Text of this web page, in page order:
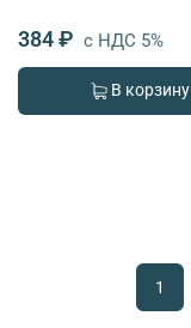
384 ₽ с НДС 5%
В корзину
1